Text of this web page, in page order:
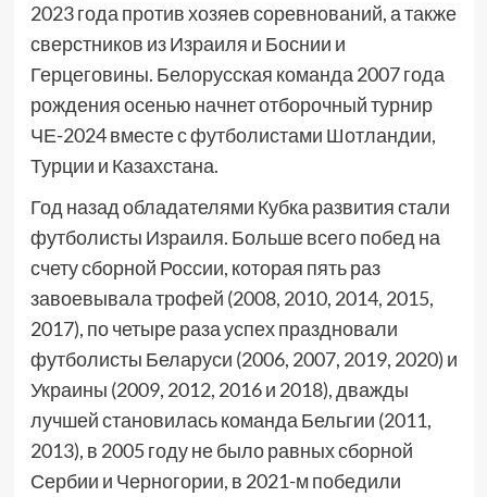
2023 года против хозяев соревнований, а также
сверстников из Израиля и Боснии и
Герцеговины. Белорусская команда 2007 года
рождения осенью начнет отборочный турнир
ЧЕ-2024 вместе с футболистами Шотландии,
Турции и Казахстана.
Год назад обладателями Кубка развития стали
футболисты Израиля. Больше всего побед на
счету сборной России, которая пять раз
завоевывала трофей (2008, 2010, 2014, 2015,
2017), по четыре раза успех праздновали
футболисты Беларуси (2006, 2007, 2019, 2020) и
Украины (2009, 2012, 2016 и 2018), дважды
лучшей становилась команда Бельгии (2011,
2013), в 2005 году не было равных сборной
Сербии и Черногории, в 2021-м победили